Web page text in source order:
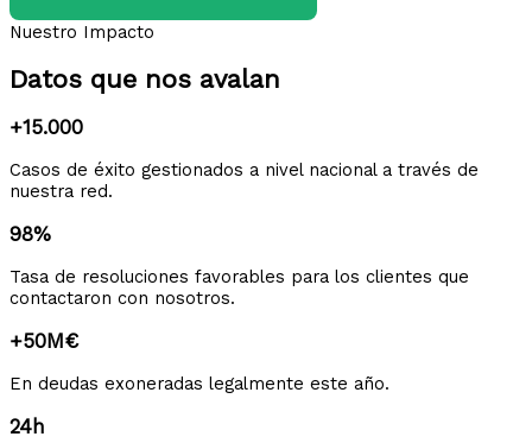
Nuestro Impacto
Datos que nos avalan
+15.000
Casos de éxito gestionados a nivel nacional a través de
nuestra red.
98%
Tasa de resoluciones favorables para los clientes que
contactaron con nosotros.
+50M€
En deudas exoneradas legalmente este año.
24h